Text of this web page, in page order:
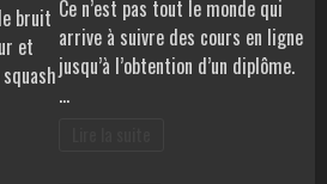
bruit
et
Ce n’est pas tout le monde qui
arrive à suivre des cours en ligne
jusqu’à l’obtention d’un diplôme.
…